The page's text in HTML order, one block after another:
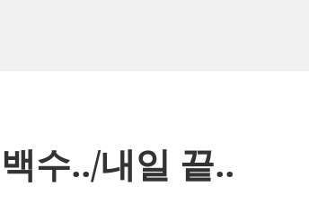
백수../내일 끝..